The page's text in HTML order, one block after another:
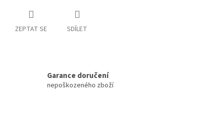
ZEPTAT SE SDÍLET
Garance doručení
nepoškozeného zboží